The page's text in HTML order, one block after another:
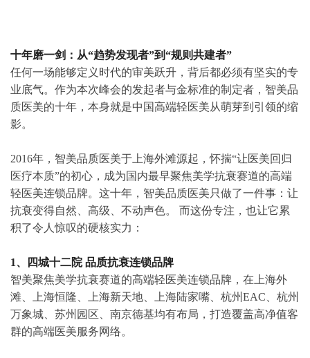
而这一共识的背后，是消费心理的深层迭代。高净值人群的
抗衰需求，早已从“解决某个皱纹/凹陷”的局部思维，升维
至“整体皮肤质感”的系统思维。他们愿意为不被察觉的年轻
付费，为经得起细看的皮肤质感付费，为专业而克制的审美
判断付费。
智美品质医美此次发布的“美得不动声色”品牌理念，恰好填
补了这一市场空白——它不是教你变得更像别人，而是帮你
更好地成为自己。
十年磨一剑：从“趋势发现者”到“规则共建者”
任何一场能够定义时代的审美跃升，背后都必须有坚实的专
业底气。作为本次峰会的发起者与金标准的制定者，智美品
质医美的十年，本身就是中国高端轻医美从萌芽到引领的缩
影。